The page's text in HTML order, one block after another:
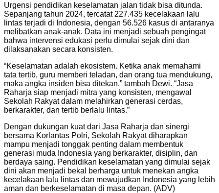
Urgensi pendidikan keselamatan jalan tidak bisa ditunda.
Sepanjang tahun 2024, tercatat 227.435 kecelakaan lalu
lintas terjadi di Indonesia, dengan 56.526 kasus di antaranya
melibatkan anak-anak. Data ini menjadi sebuah pengingat
bahwa intervensi edukasi perlu dimulai sejak dini dan
dilaksanakan secara konsisten.
“Keselamatan adalah ekosistem. Ketika anak memahami
tata tertib, guru memberi teladan, dan orang tua mendukung,
maka angka insiden bisa ditekan,” tambah Dewi. “Jasa
Raharja siap menjadi mitra yang konsisten, mengawal
Sekolah Rakyat dalam melahirkan generasi cerdas,
berkarakter, dan tertib berlalu lintas.”
Dengan dukungan kuat dari Jasa Raharja dan sinergi
bersama Korlantas Polri, Sekolah Rakyat diharapkan
mampu menjadi tonggak penting dalam membentuk
generasi muda Indonesia yang berkarakter, disiplin, dan
berdaya saing. Pendidikan keselamatan yang dimulai sejak
dini akan menjadi bekal berharga untuk menekan angka
kecelakaan lalu lintas dan mewujudkan Indonesia yang lebih
aman dan berkeselamatan di masa depan. (ADV)